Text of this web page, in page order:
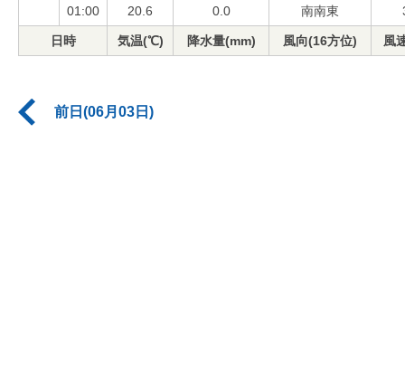
01:00 20.6 0.0 南南東
日時 気温(℃) 降水量(mm) 風向(16方位) 風
前日(06月03日)